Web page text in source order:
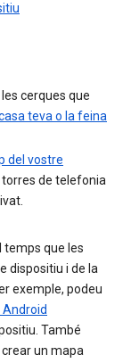
cerques que
teva o la feina
del vostre
torres de telefonia
temps que les
dispositiu i de la
exemple, podeu
També
crear un mapa